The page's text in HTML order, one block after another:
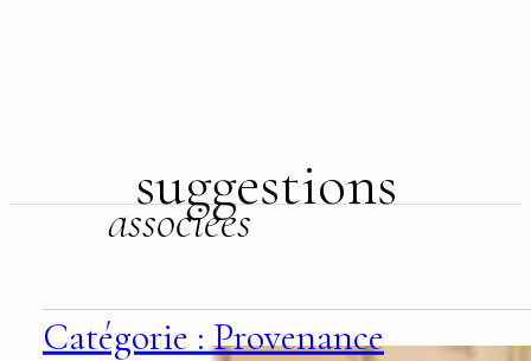
suggestions
associées
Catégorie : Provenance